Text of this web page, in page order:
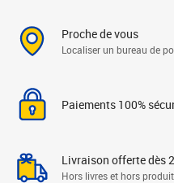
Proche de vous
Localiser un bureau de
Paiements 100%
Livraison offerte dès
Hors livres et hors